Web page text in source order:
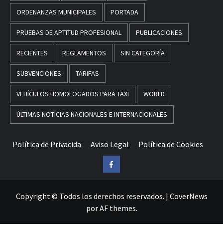
ORDENANZAS MUNICIPALES PORTADA
PRUEBAS DE APTITUD PROFESIONAL PUBLICACIONES
RECIENTES REGLAMENTOS SIN CATEGORÍA
SUBVENCIONES TARIFAS
VEHÍCULOS HOMOLOGADOS PARA TAXI WORLD
ÚLTIMAS NOTICIAS NACIONALES E INTERNACIONALES
Política de Privacida Aviso Legal Política de Cookies
Facebook
Copyright © Todos los derechos reservados. | CoverNews
por AF themes.